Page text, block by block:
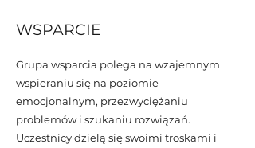
WSPARCIE
Grupa wsparcia polega na wzajemnym
wspieraniu się na poziomie
emocjonalnym, przezwyciężaniu
problemów i szukaniu rozwiązań.
Uczestnicy dzielą się swoimi troskami i